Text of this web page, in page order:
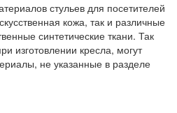
стульев для посетителей
кожа, так и различные
синтетические ткани. Так
изготовлении кресла, могут
не указанные в разделе